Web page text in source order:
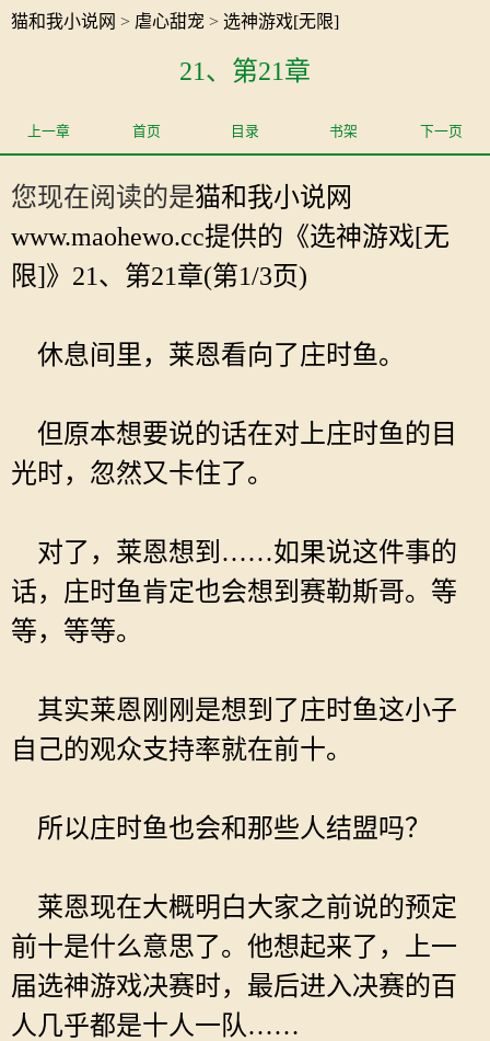
猫和我小说网 > 虐心甜宠 > 选神游戏[无限]
21、第21章
上一章 首页 目录 书架 下一页
您现在阅读的是猫和我小说网
www.maohewo.cc提供的《选神游戏[无
限]》21、第21章(第1/3页)
休息间里，莱恩看向了庄时鱼。
但原本想要说的话在对上庄时鱼的目
光时，忽然又卡住了。
对了，莱恩想到……如果说这件事的
话，庄时鱼肯定也会想到赛勒斯哥。等
等，等等。
其实莱恩刚刚是想到了庄时鱼这小子
自己的观众支持率就在前十。
所以庄时鱼也会和那些人结盟吗？
莱恩现在大概明白大家之前说的预定
前十是什么意思了。他想起来了，上一
届选神游戏决赛时，最后进入决赛的百
人几乎都是十人一队……